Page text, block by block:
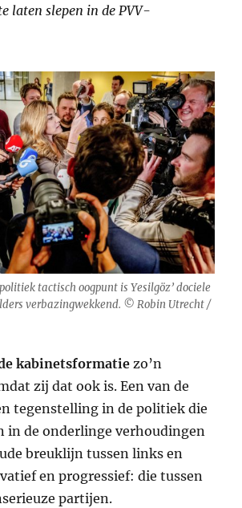
laten slepen in de PVV-
tactisch oogpunt is Yesilgöz’ dociele
verbazingwekkend. © Robin Utrecht /
kabinetsformatie zo’n
zij dat ook is. Een van de
tegenstelling in de politiek die
in de onderlinge verhoudingen
breuklijn tussen links en
en progressief: die tussen
partijen.